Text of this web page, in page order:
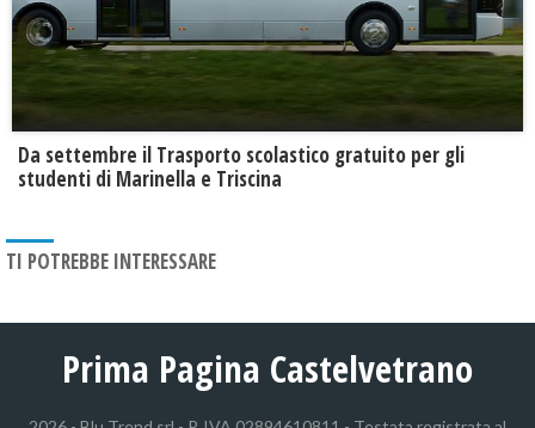
Da settembre il Trasporto scolastico gratuito per gli
studenti di Marinella e Triscina
TI POTREBBE INTERESSARE
Prima Pagina Castelvetrano